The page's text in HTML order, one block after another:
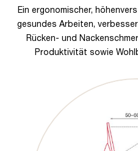
Ein ergonomischer,
gesundes Arbeiten,
Rücken- und
Produktivität sowie